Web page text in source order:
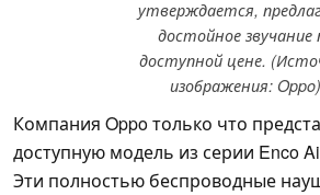
утверждается,
достойное звучание
доступной цене.
изображения: Oppo)
Компания Oppo только что
доступную модель из серии Enco
Эти полностью беспроводные